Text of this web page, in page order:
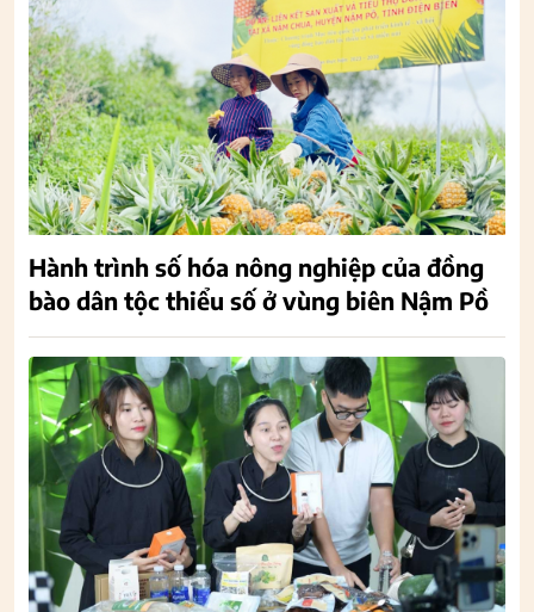
Hành trình số hóa nông nghiệp của đồng
bào dân tộc thiểu số ở vùng biên Nậm Pồ